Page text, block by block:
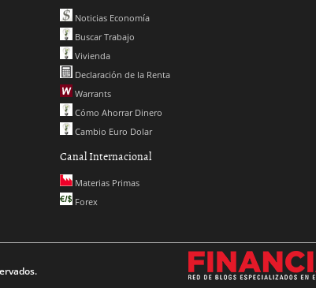
Noticias Economía
Buscar Trabajo
Vivienda
Declaración de la Renta
Warrants
Cómo Ahorrar Dinero
Cambio Euro Dolar
Canal Internacional
Materias Primas
Forex